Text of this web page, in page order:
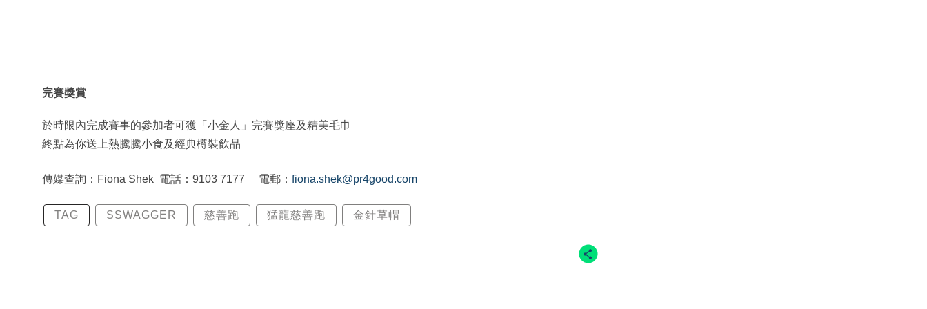
完賽獎賞
於時限內完成賽事的參加者可獲「小金人」完賽獎座及精美毛巾
終點為你送上熱騰騰小食及經典樽裝飲品
傳媒查詢：Fiona Shek 電話：9103 7177 電郵： fiona.shek@pr4good.com
TAG SSWAGGER 慈善跑 猛龍慈善跑 金針草帽